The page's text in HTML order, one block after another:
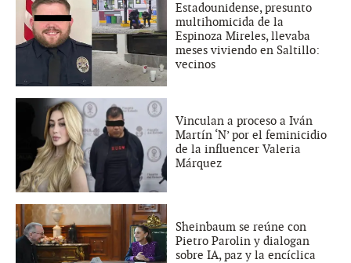
Estadounidense, presunto
multihomicida de la
Espinoza Mireles, llevaba
meses viviendo en Saltillo:
vecinos
Vinculan a proceso a Iván
Martín ‘N’ por el feminicidio
de la influencer Valeria
Márquez
Sheinbaum se reúne con
Pietro Parolin y dialogan
sobre IA, paz y la encíclica